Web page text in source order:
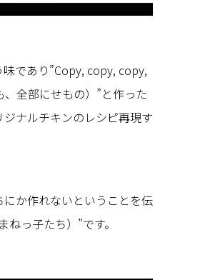
であり”Copy, copy, copy,
全部にせもの）”と作った
ナルチキンのレシピ再現す
か作れないということを伝
っ子たち）”です。